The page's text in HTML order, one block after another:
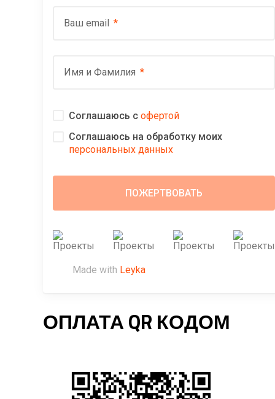
Ваш email
Имя и Фамилия
Соглашаюсь с офертой
Соглашаюсь на обработку моих
персональных данных
Made with Leyka
ОПЛАТА QR КОДОМ